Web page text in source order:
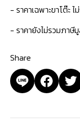
- ราคาเฉพาะขาโต๊ะ
- ราคายังไม่รวมภาษี
Share